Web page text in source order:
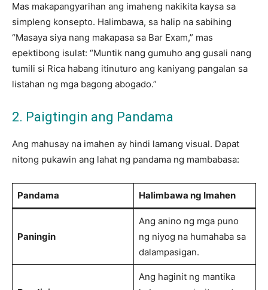
Mas makapangyarihan ang imaheng nakikita kaysa sa
simpleng konsepto. Halimbawa, sa halip na sabihing
“Masaya siya nang makapasa sa Bar Exam,” mas
epektibong isulat: “Muntik nang gumuho ang gusali nang
tumili si Rica habang itinuturo ang kaniyang pangalan sa
listahan ng mga bagong abogado.”
2. Paigtingin ang Pandama
Ang mahusay na imahen ay hindi lamang visual. Dapat
nitong pukawin ang lahat ng pandama ng mambabasa:
Pandama Halimbawa ng Imahen
Paningin
Ang anino ng mga puno
ng niyog na humahaba sa
dalampasigan.
Ang haginit ng mantika